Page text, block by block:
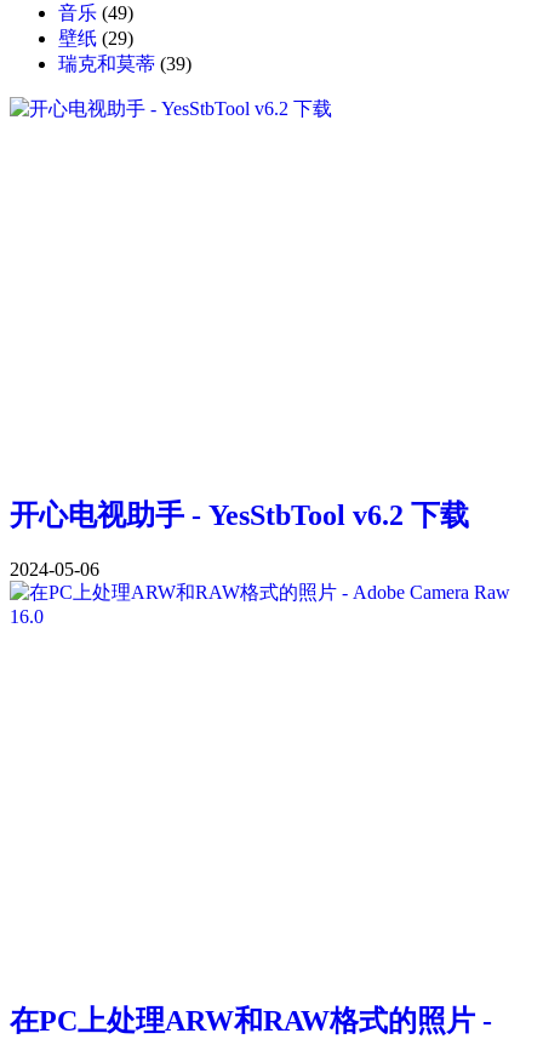
音乐 (49)
壁纸 (29)
瑞克和莫蒂 (39)
开心电视助手 - YesStbTool v6.2 下载
2024-05-06
在PC上处理ARW和RAW格式的照片 -